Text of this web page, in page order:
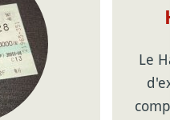
Le